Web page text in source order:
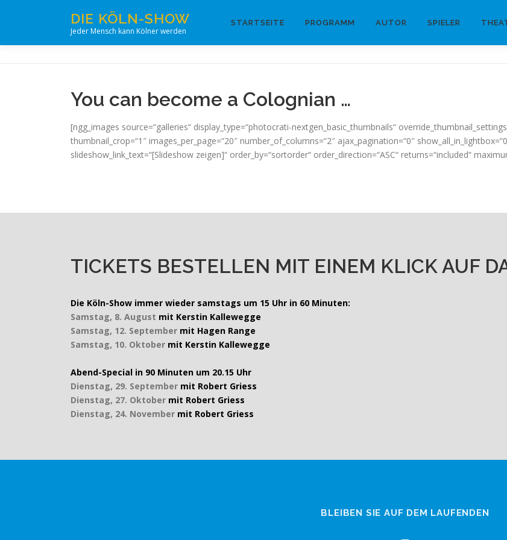
DIE KÖLN-SHOW
Jeder Mensch kann Kölner werden
STARTSEITE PROGRAMM AUTOR SPIELER
You can become a Colognian …
[ngg_images source=“galleries“ display_type=“photocrati-nextgen_basic_thumbnails“
thumbnail_crop=“1″ images_per_page=“20″ number_of_columns=“2″ ajax_pagination=“0″
slideshow_link_text=“[Slideshow zeigen]“ order_by=“sortorder“ order_direction=“ASC“ returns=“included“
TICKETS BESTELLEN MIT EINEM KLICK AUF
Die Köln-Show immer wieder samstags um 15 Uhr in 60 Minuten:
Samstag, 8. August mit Kerstin Kallewegge
Samstag, 12. September mit Hagen Range
Samstag, 10. Oktober mit Kerstin Kallewegge
Abend-Special in 90 Minuten um 20.15 Uhr
Dienstag, 29. September mit Robert Griess
Dienstag, 27. Oktober mit Robert Griess
Dienstag, 24. November mit Robert Griess
BLEIBEN SIE AUF DEM LAUFENDEN